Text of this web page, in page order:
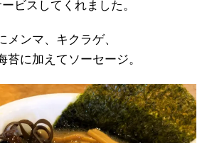
ビスしてくれました。
メンマ、キクラゲ、
苔に加えてソーセージ。